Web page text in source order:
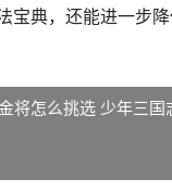
宝典，还能进一步
将怎么挑选 少年三国